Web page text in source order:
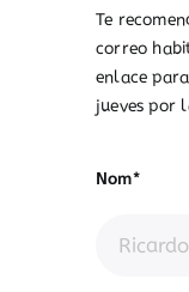
Te
correo
enlace
jueves por
Nom*